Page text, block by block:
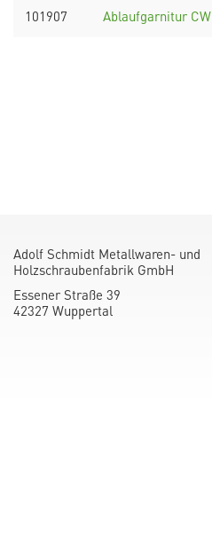
101907 Ablaufgarnitur CW
Adolf Schmidt Metallwaren- und
Holzschraubenfabrik GmbH
Essener Straße 39
42327 Wuppertal